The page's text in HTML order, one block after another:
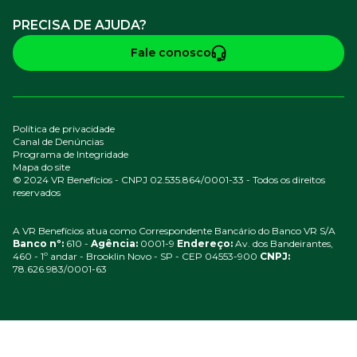
PRECISA DE AJUDA?
Fale conosco
© 2024 VR Benefícios - CNPJ 02.535.864/0001-33 - Todos os direitos
reservados
Política de privacidade
Canal de Denúncias
Programa de Integridade
Mapa do site
A VR Benefícios atua como Correspondente Bancário do Banco VR S/A
Banco nº: 610 - Agência: 0001-9 Endereço: Av. dos Bandeirantes,
460 - 1º andar - Brooklin Novo - SP - CEP 04553-900 CNPJ:
78.626.983/0001-63